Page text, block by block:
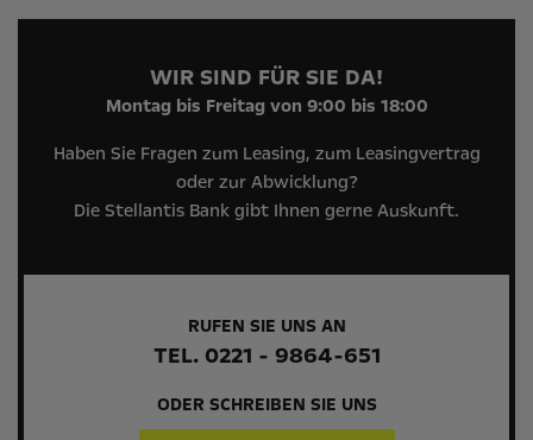
WIR SIND FÜR SIE DA!
Montag bis Freitag von 9:00 bis 18:00
Haben Sie Fragen zum Leasing, zum Leasingvertrag
oder zur Abwicklung?
Die Stellantis Bank gibt Ihnen gerne Auskunft.
RUFEN SIE UNS AN
TEL. 0221 - 9864-651
ODER SCHREIBEN SIE UNS